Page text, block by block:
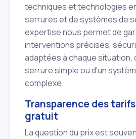
techniques et technologies
serrures et de systèmes de
expertise nous permet de
interventions précises,
adaptées à chaque situation,
serrure simple ou d'un
complexe.
Transparence des
gratuit
La question du prix est